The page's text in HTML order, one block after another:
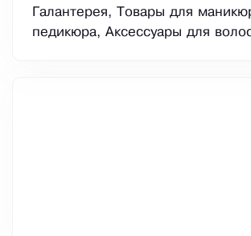
Галантерея, Товары для
педикюра, Аксессуары для